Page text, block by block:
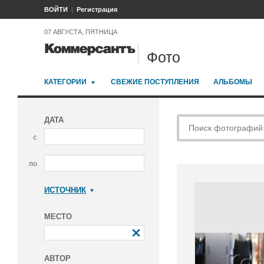
ВОЙТИ Регистрация
07 АВГУСТА, ПЯТНИЦА
Фото
КАТЕГОРИИ СВЕЖИЕ ПОСТУПЛЕНИЯ АЛЬБОМЫ
ДАТА
с
по
ИСТОЧНИК
МЕСТО
АВТОР